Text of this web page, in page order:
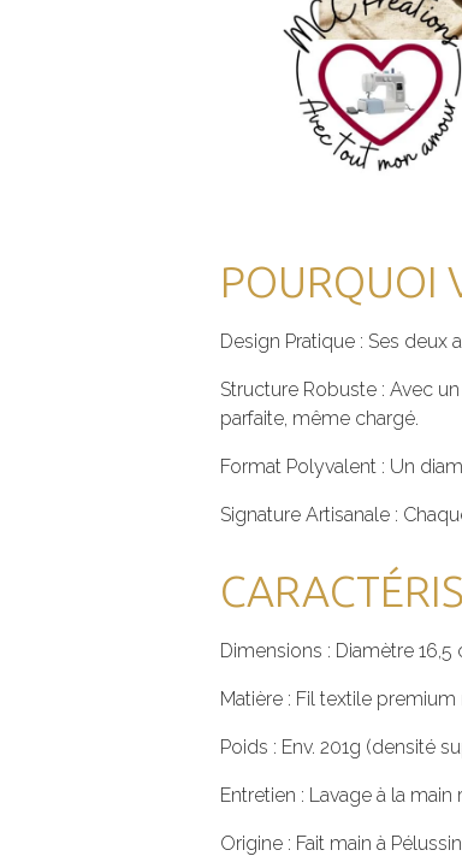
POURQUOI
Design Pratique : Ses deux
Structure Robuste : Avec
parfaite, même chargé.
Format Polyvalent : Un
Signature Artisanale :
Dimensions : Diamètre 16,5
Matière : Fil textile premium
Poids : Env. 201g (densité
Entretien : Lavage à la
Origine : Fait main à